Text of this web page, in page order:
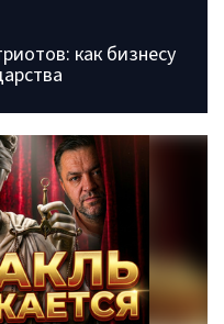
как бизнесу